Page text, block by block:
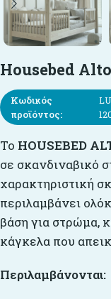
Housebed
Κωδικός
προϊόντος:
Το HOUSEBED
σε σκανδιναβικό
χαρακτηριστική
περιλαμβάνει
βάση για στρώμα,
κάγκελα που
Περιλαμβάνονται: